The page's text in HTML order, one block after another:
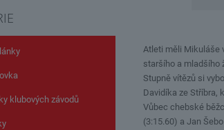
Atleti měli Mikuláše
staršího a mladšího
Stupně vítězů si
Davidíka ze Stříbra,
Vůbec chebské
(3:15.60) a Jan
klubových závodů